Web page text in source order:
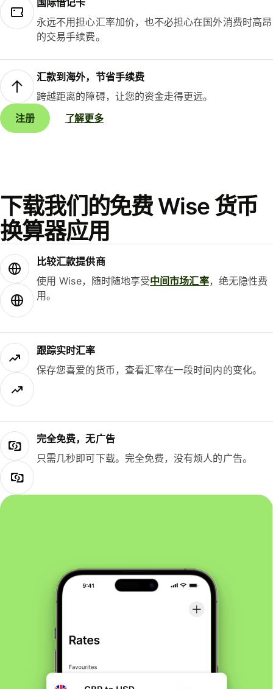
国际借记卡
永远不用担心汇率加价，也不必担心在国外消费时高昂
的交易手续费。
汇款到海外，节省手续费
跨越距离的障碍，让您的资金走得更远。
注册
了解更多
下载我们的免费 Wise 货币
换算器应用
比较汇款提供商
使用 Wise，随时随地享受中间市场汇率，绝无隐性费
用。
跟踪实时汇率
保存您喜爱的货币，查看汇率在一段时间内的变化。
完全免费，无广告
只需几秒即可下载。完全免费，没有烦人的广告。